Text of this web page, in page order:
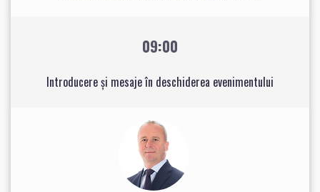
09:00
Introducere și mesaje în deschiderea evenimentului